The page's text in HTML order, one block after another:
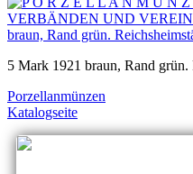
5 Mark 1921 braun, Rand grün.
Porzellanmünzen
Katalogseite